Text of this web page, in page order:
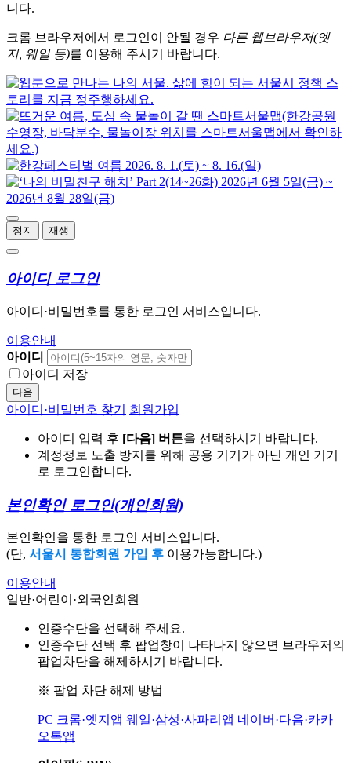
니다.
크롬 브라우저에서 로그인이 안될 경우 다른 웹브라우저(엣
지, 웨일 등)를 이용해 주시기 바랍니다.
정지 재생
아이디 로그인
아이디·비밀번호를 통한 로그인 서비스입니다.
이용안내
아이디
아이디 저장
다음
아이디·비밀번호 찾기 회원가입
아이디 입력 후 [다음] 버튼을 선택하시기 바랍니다.
계정정보 노출 방지를 위해 공용 기기가 아닌 개인 기기
로 로그인합니다.
본인확인 로그인(개인회원)
본인확인을 통한 로그인 서비스입니다.
(단, 서울시 통합회원 가입 후 이용가능합니다.)
이용안내
일반·어린이·외국인회원
인증수단을 선택해 주세요.
인증수단 선택 후 팝업창이 나타나지 않으면 브라우저의
팝업차단을 해제하시기 바랍니다.
※ 팝업 차단 해제 방법
PC 크롬·엣지앱 웨일·삼성·사파리앱 네이버·다음·카카
오톡앱